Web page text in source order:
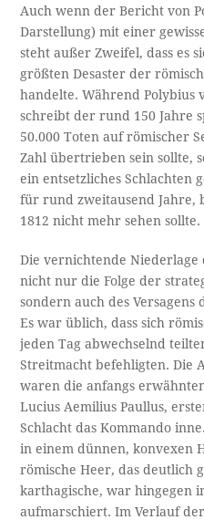
Auch wenn der Bericht von
Darstellung) mit einer
steht außer Zweifel, dass es
größten Desaster der
handelte. Während Polybius
schreibt der rund 150 Jahre
50.000 Toten auf römischer
Zahl übertrieben sein sollte,
ein entsetzliches Schlachten
für rund zweitausend Jahre,
1812 nicht mehr sehen sollte.
Die vernichtende Niederlage
nicht nur die Folge der
sondern auch des
Es war üblich, dass sich
jeden Tag abwechselnd
Streitmacht befehligten. Die
waren die anfangs
Lucius Aemilius Paullus,
Schlacht das Kommando
in einem dünnen, konvexen
römische Heer, das deutlich
karthagische, war hingegen
aufmarschiert. Im Verlauf